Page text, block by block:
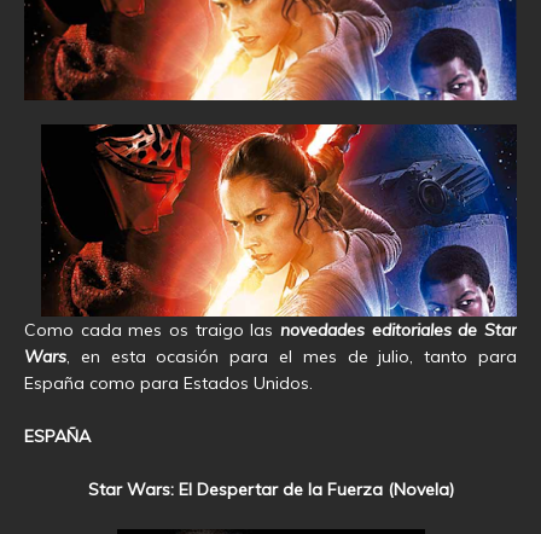
Como cada mes os traigo las novedades editoriales de Star
Wars, en esta ocasión para el mes de julio, tanto para
España como para Estados Unidos.
ESPAÑA
Star Wars: El Despertar de la Fuerza (Novela)